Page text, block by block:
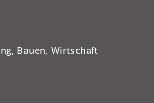
Bauen, Wirtschaft